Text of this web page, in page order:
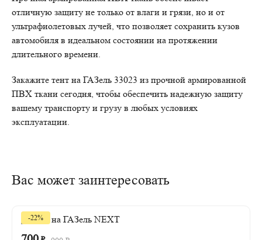
отличную защиту не только от влаги и грязи, но и от
ультрафиолетовых лучей, что позволяет сохранить кузов
автомобиля в идеальном состоянии на протяжении
длительного времени.
Закажите тент на ГАЗель 33023 из прочной армированной
ПВХ ткани сегодня, чтобы обеспечить надежную защиту
вашему транспорту и грузу в любых условиях
эксплуатации.
Вас может заинтересовать
-22%